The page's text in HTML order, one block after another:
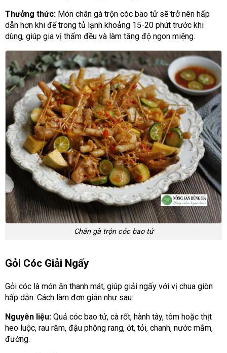
Thưởng thức: Món chân gà trộn cóc bao tử sẽ trở nên hấp
dẫn hơn khi để trong tủ lạnh khoảng 15-20 phút trước khi
dùng, giúp gia vị thấm đều và làm tăng độ ngon miệng.
Chân gà trộn cóc bao tử
Gỏi Cóc Giải Ngấy
Gỏi cóc là món ăn thanh mát, giúp giải ngấy với vị chua giòn
hấp dẫn. Cách làm đơn giản như sau:
Nguyên liệu: Quả cóc bao tử, cà rốt, hành tây, tôm hoặc thịt
heo luộc, rau răm, đậu phộng rang, ớt, tỏi, chanh, nước mắm,
đường.